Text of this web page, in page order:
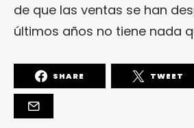
de que las ventas se han
últimos años no tiene nada
SHARE TWEET